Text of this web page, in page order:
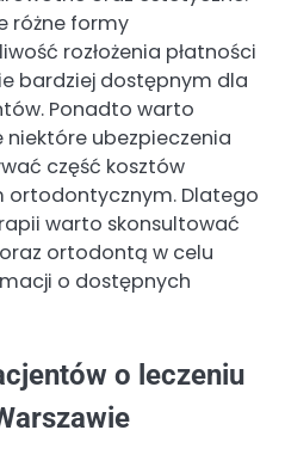
różne formy
rozłożenia płatności
bardziej dostępnym dla
Ponadto warto
niektóre ubezpieczenia
część kosztów
ortodontycznym. Dlatego
warto skonsultować
ortodontą w celu
o dostępnych
o leczeniu